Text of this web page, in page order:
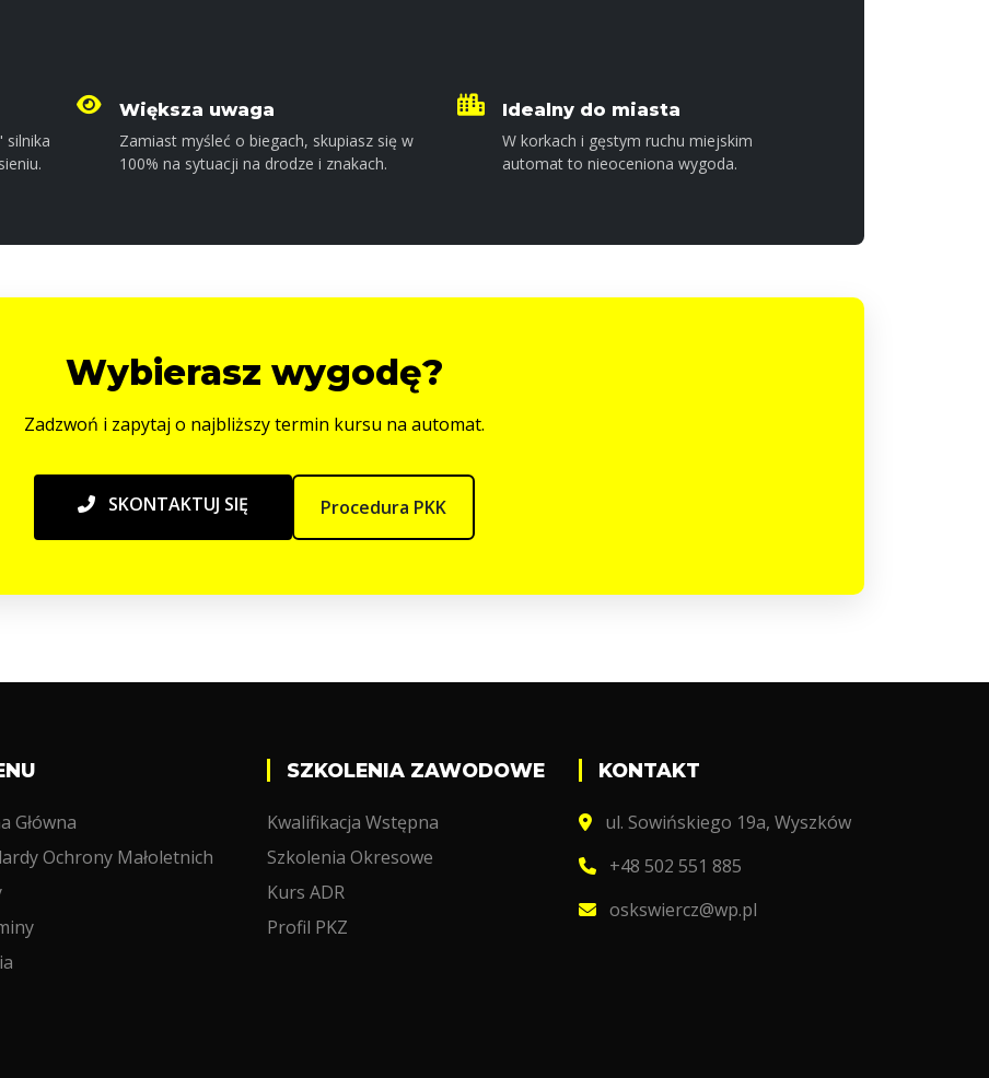
silnika
Większa uwaga
Zamiast myśleć o biegach, skupiasz się w
100% na sytuacji na drodze i znakach.
Idealny do miasta
W korkach i gęstym ruchu miejskim
automat to nieoceniona wygoda.
Wybierasz wygodę?
Zadzwoń i zapytaj o najbliższy termin kursu na automat.
SKONTAKTUJ SIĘ Procedura PKK
Główna
Ochrony Małoletnich
SZKOLENIA ZAWODOWE
Kwalifikacja Wstępna
Szkolenia Okresowe
Kurs ADR
Profil PKZ
KONTAKT
ul. Sowińskiego 19a, Wyszków
+48 502 551 885
oskswiercz@wp.pl